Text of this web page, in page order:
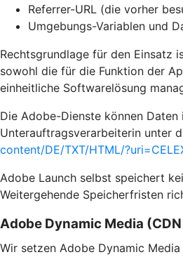
Referrer-URL (die vorher
Umgebungs-Variablen und
Rechtsgrundlage für den Einsatz
sowohl die für die Funktion der
einheitliche Softwarelösung
Die Adobe-Dienste können
Unterauftragsverarbeiterin unter
content/DE/TXT/HTML/
Adobe Launch selbst speichert
Weitergehende Speicherfristen
Adobe Dynamic Media
Wir setzen Adobe Dynamic